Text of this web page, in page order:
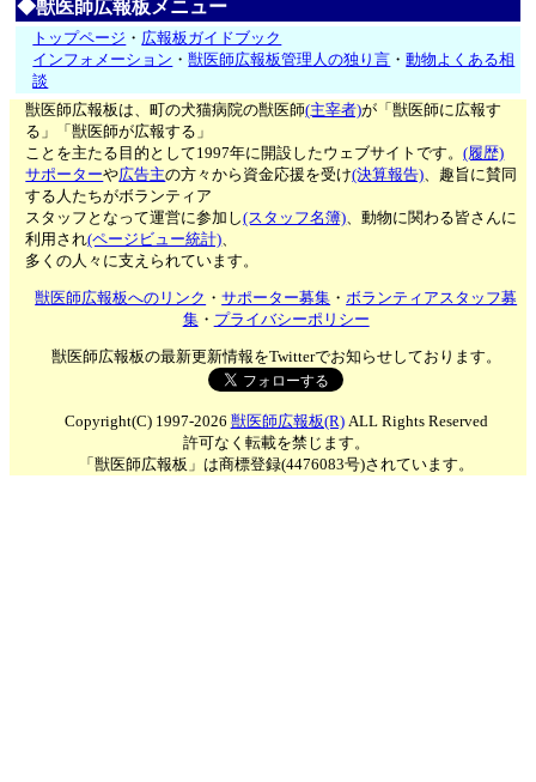
◆獣医師広報板メニュー
トップページ ・ 広報板ガイドブック
インフォメーション ・獣医師広報板管理人の独り言 ・動物よくある相
談
獣医師広報板は、町の犬猫病院の獣医師(主宰者)が「獣医師に広報す
る」「獣医師が広報する」
ことを主たる目的として1997年に開設したウェブサイトです。(履歴)
サポーターや広告主の方々から資金応援を受け(決算報告)、趣旨に賛同
する人たちがボランティア
スタッフとなって運営に参加し(スタッフ名簿)、動物に関わる皆さんに
利用され(ページビュー統計)、
多くの人々に支えられています。
獣医師広報板へのリンク ・サポーター募集 ・ボランティアスタッフ募
集・ プライバシーポリシー
獣医師広報板の最新更新情報をTwitterでお知らせしております。
Copyright(C) 1997-2026 獣医師広報板(R)ALL Rights Reserved
許可なく転載を禁じます。
「獣医師広報板」は商標登録(4476083号)されています。